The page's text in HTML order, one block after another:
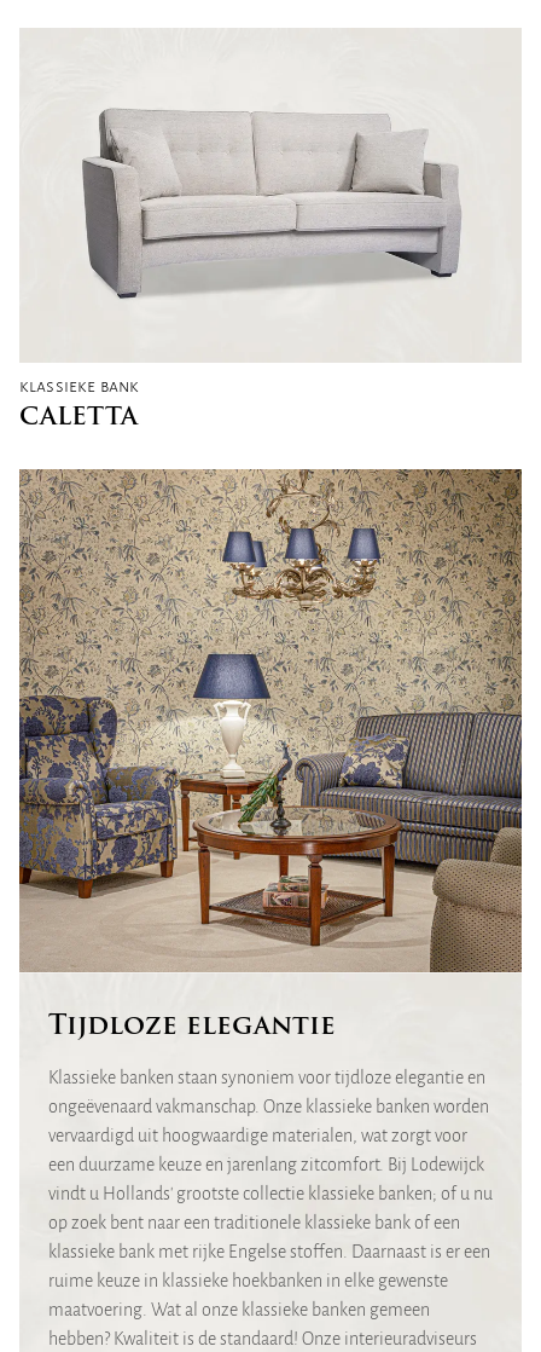
klassieke bank
CALETTA
Tijdloze elegantie
Klassieke banken staan synoniem voor tijdloze elegantie en
ongeëvenaard vakmanschap. Onze klassieke banken worden
vervaardigd uit hoogwaardige materialen, wat zorgt voor
een duurzame keuze en jarenlang zitcomfort. Bij Lodewijck
vindt u Hollands' grootste collectie klassieke banken; of u nu
op zoek bent naar een traditionele klassieke bank of een
klassieke bank met rijke Engelse stoffen. Daarnaast is er een
ruime keuze in klassieke hoekbanken in elke gewenste
maatvoering. Wat al onze klassieke banken gemeen
hebben? Kwaliteit is de standaard! Onze interieuradviseurs